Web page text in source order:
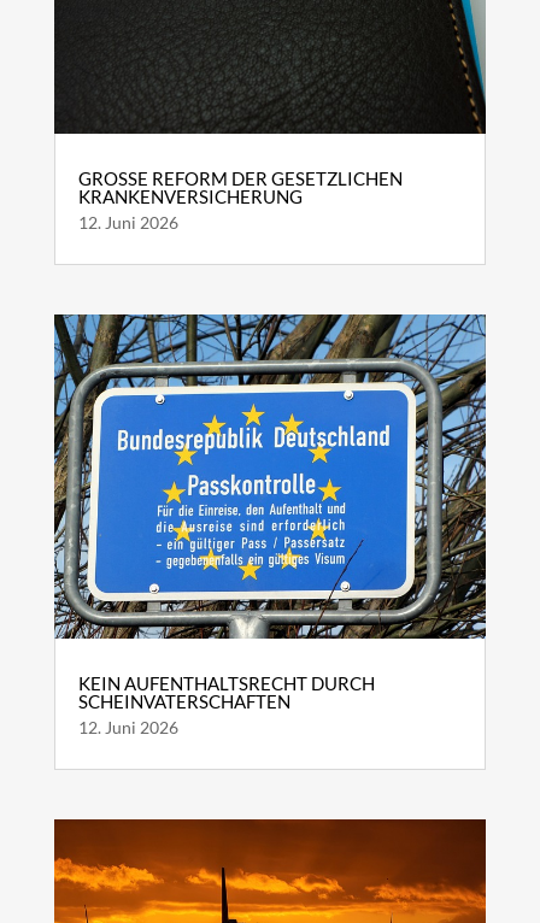
GROSSE REFORM DER GESETZLICHEN K
RANKENVERSICHERUNG
12. Juni 2026
KEIN AUFENTHALTSRECHT DURCH
SCHEINVATERSCHAFTEN
12. Juni 2026